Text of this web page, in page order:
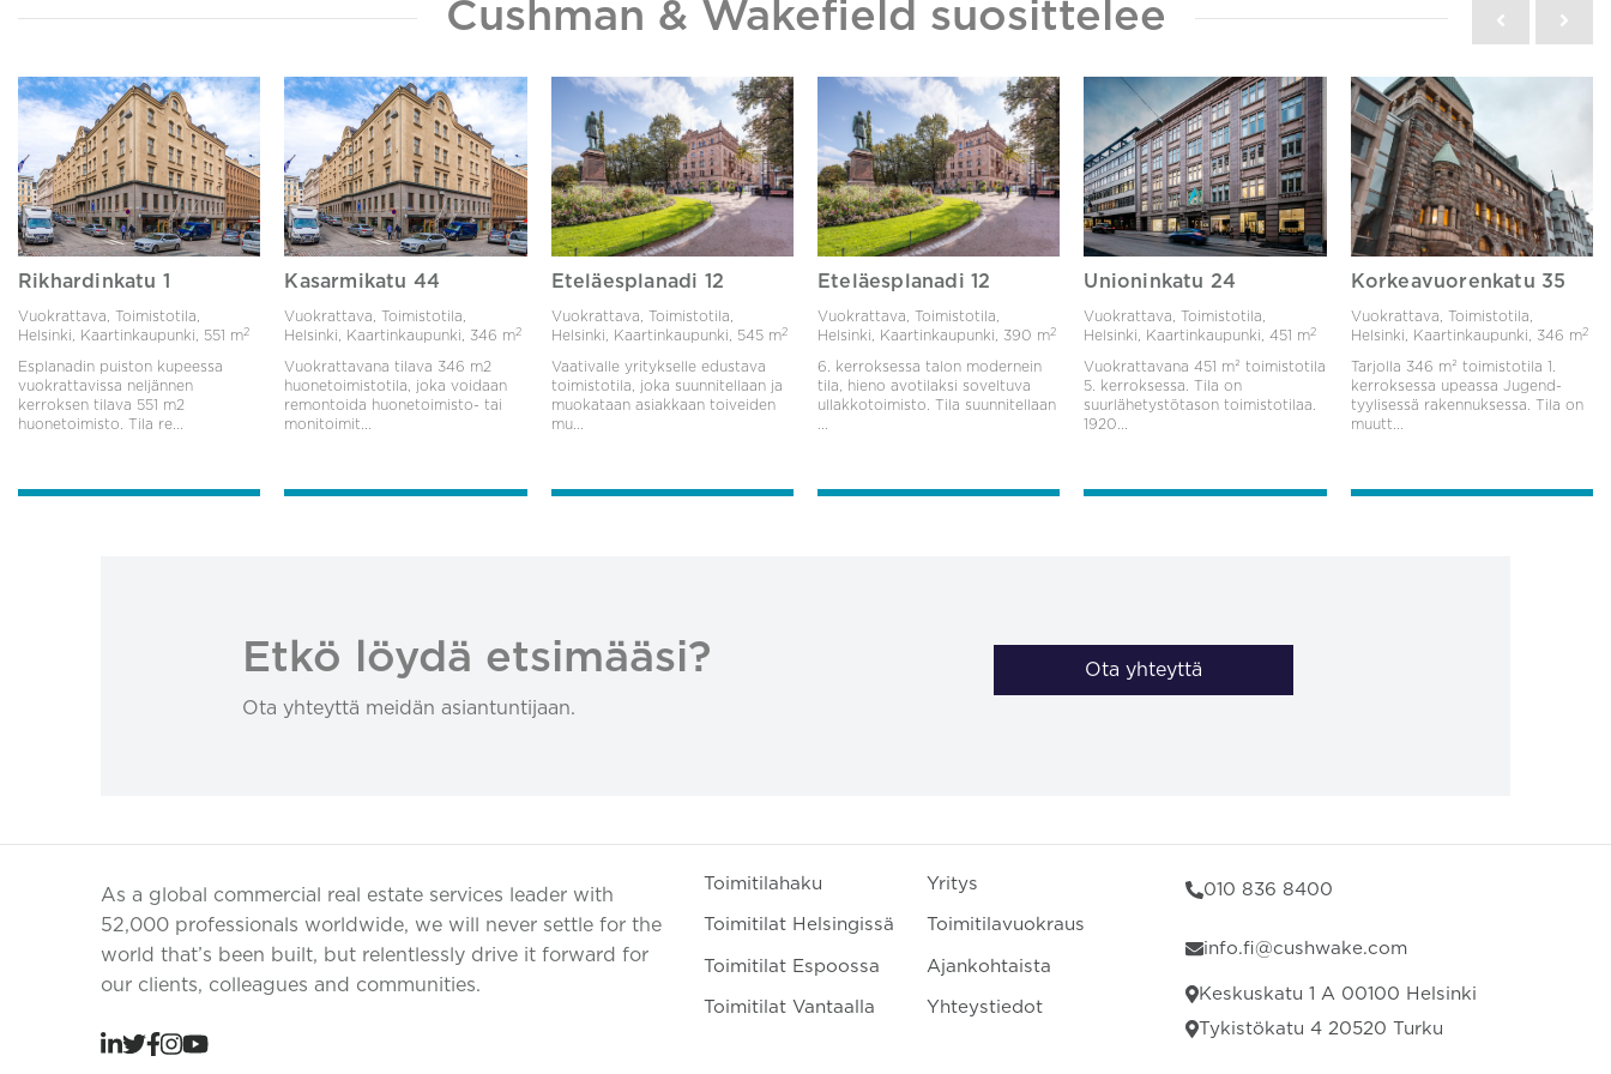
Cushman & Wakefield suosittelee
Rikhardinkatu 1
Vuokrattava, Toimistotila,
Helsinki, Kaartinkaupunki, 551 m2
Esplanadin puiston kupeessa
vuokrattavissa neljännen
kerroksen tilava 551 m2
huonetoimisto. Tila re...
Kasarmikatu 44
Vuokrattava, Toimistotila,
Helsinki, Kaartinkaupunki, 346 m2
Vuokrattavana tilava 346 m2
huonetoimistotila, joka voidaan
remontoida huonetoimisto- tai
monitoimit...
Eteläesplanadi 12
Vuokrattava, Toimistotila,
Helsinki, Kaartinkaupunki,
545 m2
Vaativalle yritykselle edustava
toimistotila, joka suunnitellaan ja
muokataan asiakkaan toiveiden
mu...
Eteläesplanadi 12
Vuokrattava, Toimistotila,
Helsinki, Kaartinkaupunki, 390 m2
6. kerroksessa talon modernein
tila, hieno avotilaksi soveltuva
ullakkotoimisto. Tila suunnitellaan
Unioninkatu 24
Vuokrattava, Toimistotila,
Helsinki, Kaartinkaupunki,451 m2
Vuokrattavana 451 m² toimistotila
5. kerroksessa. Tila on
suurlähetystötason toimistotilaa.
1920...
Korkeavuorenkatu 35
Vuokrattava, Toimistotila,
Helsinki, Kaartinkaupunki,
346 m2
Tarjolla 346 m² toimistotila 1.
kerroksessa upeassa Jugend-
tyylisessä rakennuksessa. Tila on
muutt...
Etkö löydä etsimääsi?
Ota yhteyttä meidän asiantuntijaan.
Ota yhteyttä
As a global commercial real estate services leader with
52,000 professionals worldwide, we will never settle for the
world that’s been built, but relentlessly drive it forward for
our clients, colleagues and communities.
Toimitilahaku
Toimitilat Helsingissä
Toimitilat Espoossa
Toimitilat Vantaalla
Yritys
Toimitilavuokraus
Ajankohtaista
Yhteystiedot
010 836 8400
info.fi@cushwake.com
Keskuskatu 1 A 00100 Helsinki
Tykistökatu 4 20520 Turku